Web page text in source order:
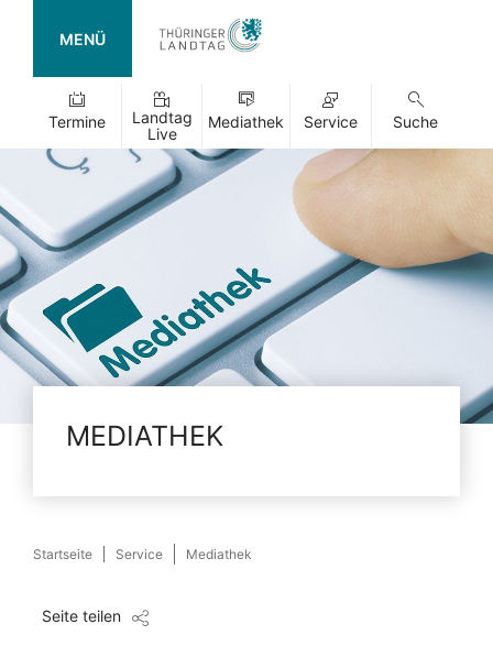
MENÜ
Termine
Landtag
Live
Mediathek Service Suche
MEDIATHEK
Startseite Service Mediathek
Seite teilen